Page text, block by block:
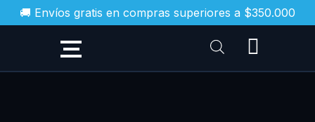
🚚 Envíos gratis en compras superiores a $350.000
al